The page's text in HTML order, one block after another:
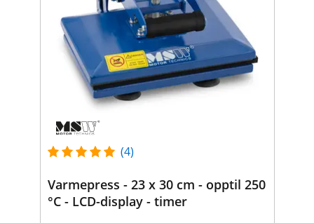
(4)
Varmepress - 23 x 30 cm - opptil 250
°C - LCD-display - timer